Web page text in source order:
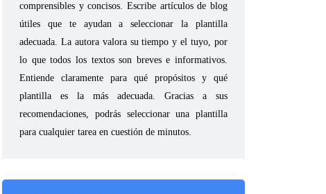
comprensibles y concisos. Escribe artículos de blog
útiles que te ayudan a seleccionar la plantilla
adecuada. La autora valora su tiempo y el tuyo, por
lo que todos los textos son breves e informativos.
Entiende claramente para qué propósitos y qué
plantilla es la más adecuada. Gracias a sus
recomendaciones, podrás seleccionar una plantilla
para cualquier tarea en cuestión de minutos.